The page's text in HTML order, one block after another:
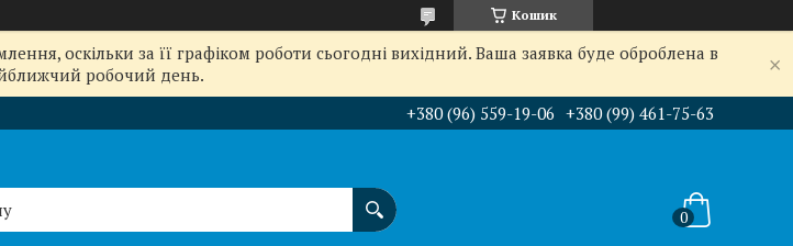
Кошик
оскільки за її графіком роботи сьогодні вихідний. Ваша заявка буде оброблена в
робочий день.
+380 (96) 559-19-06 +380 (99) 461-75-63